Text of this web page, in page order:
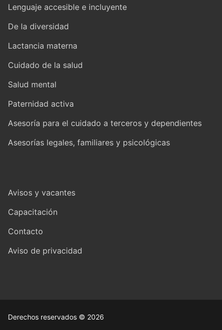
Lenguaje accesible e incluyente
De la diversidad
Lactancia materna
Cuidado de la salud
Salud mental
Paternidad activa
Asesoría para el cuidado a terceros y dependientes
Asesorías legales, familiares y psicológicas
Avisos y vacantes
Capacitación
Contacto
Aviso de privacidad
Derechos reservados © 2026